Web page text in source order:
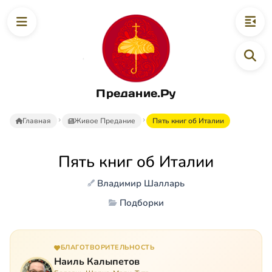
Предание.Ру
Главная Живое Предание Пять книг об Италии
Пять книг об Италии
Владимир Шалларь
Подборки
БЛАГОТВОРИТЕЛЬНОСТЬ
Наиль Калыпетов